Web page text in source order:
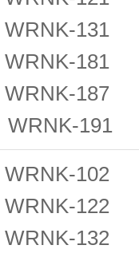
WRNK-131
WRNK-181
WRNK-187
WRNK-191
WRNK-102
WRNK-122
WRNK-132